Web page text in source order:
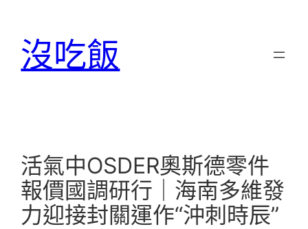
沒吃飯
活氣中OSDER奧斯德零件
報價國調研行｜海南多維發
力迎接封關運作“沖刺時辰”